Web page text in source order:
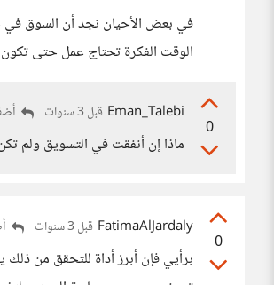
في بعض الأحيان نجد أن السوق
الوقت الفكرة تحتاج عمل حتى
0
Eman_Talebi قبل 3 سنوات
ماذا إن أنفقت في التسويق ولم
0
FatimaAlJardaly قبل 3 سنوات
برأيي فإن أبرز أداة للتحقق من